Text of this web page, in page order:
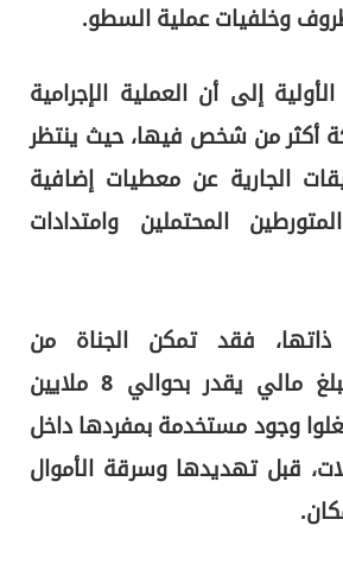
وخلفيات عملية السطو.
إلى أن العملية الإجرامية
أكثر من شخص فيها، حيث ينتظر
الجارية عن معطيات إضافية
المحتملين وامتدادات
فقد تمكن الجناة من
الاستيلاء على مبلغ مالي يقدر بحوالي 8 ملايين
وجود مستخدمة بمفردها داخل
قبل تهديدها وسرقة الأموال